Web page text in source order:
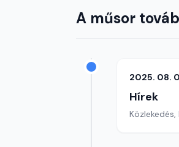
A műsor
2025. 08.
Hírek